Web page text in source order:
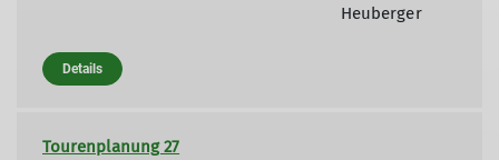
Heuberger
Details
Tourenplanung 27